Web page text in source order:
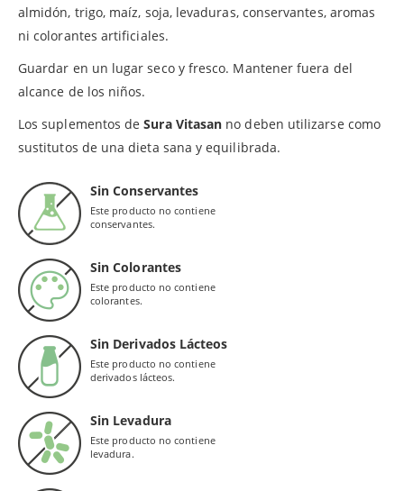
almidón, trigo, maíz, soja, levaduras, conservantes, aromas
ni colorantes artificiales.
Guardar en un lugar seco y fresco. Mantener fuera del
alcance de los niños.
Los suplementos deSura Vitasan no deben utilizarse como
sustitutos de una dieta sana y equilibrada.
Sin Conservantes
Este producto no contiene
conservantes.
Sin Colorantes
Este producto no contiene
colorantes.
Sin Derivados Lácteos
Este producto no contiene
derivados lácteos.
Sin Levadura
Este producto no contiene
levadura.